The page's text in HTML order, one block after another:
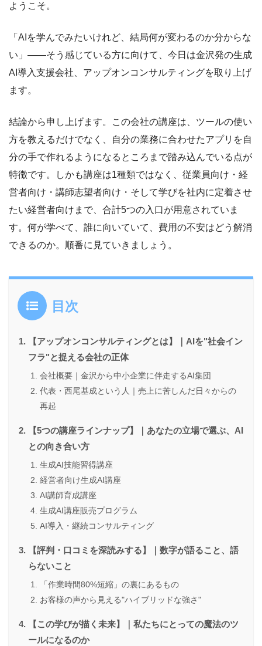
ようこそ。
「AIを学んでみたいけれど、結局何が変わるのか分からな
い」――そう感じている方に向けて、今日は金沢発の生成
AI導入支援会社、アップオンコンサルティングを取り上げ
ます。
結論から申し上げます。この会社の講座は、ツールの使い
方を教えるだけでなく、自分の業務に合わせたアプリを自
分の手で作れるようになるところまで踏み込んでいる点が
特徴です。しかも講座は1種類ではなく、従業員向け・経
営者向け・講師志望者向け・そして学びを社内に定着させ
たい経営者向けまで、合計5つの入口が用意されていま
す。何が学べて、誰に向いていて、費用の不安はどう解消
できるのか。順番に見ていきましょう。
目次
【アップオンコンサルティングとは】｜AIを"社会イン
フラ"と捉える会社の正体
会社概要｜金沢から中小企業に伴走するAI集団
代表・西尾基成という人｜売上に苦しんだ日々からの
再起
【5つの講座ラインナップ】｜あなたの立場で選ぶ、AI
との向き合い方
生成AI技能習得講座
経営者向け生成AI講座
AI講師育成講座
生成AI講座販売プログラム
AI導入・継続コンサルティング
【評判・口コミを深読みする】｜数字が語ること、語
らないこと
「作業時間80%短縮」の裏にあるもの
お客様の声から見える"ハイブリッドな強さ"
【この学びが描く未来】｜私たちにとっての魔法のツ
ールになるのか